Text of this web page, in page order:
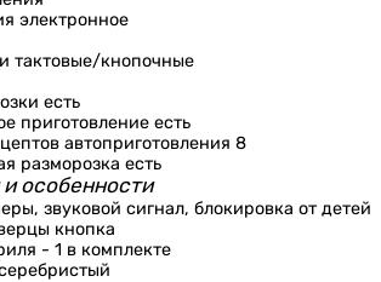
электронное
тактовые/кнопочные
есть
приготовление есть
автоприготовления 8
разморозка есть
особенности
звуковой сигнал, блокировка от детей
кнопка
- 1 в комплекте